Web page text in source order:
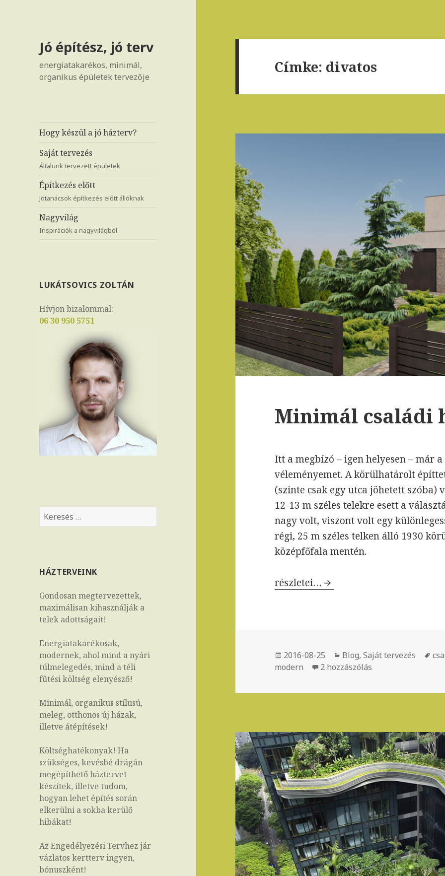
Jó építész, jó terv
energiatakarékos, minimál,
organikus épületek tervezője
Hogy készül a jó házterv?
Saját tervezés
Általunk tervezett épületek
Építkezés előtt
Jótanácsok építkezés előtt állóknak
Nagyvilág
Inspirációk a nagyvilágból
LUKÁTSOVICS ZOLTÁN
Hívjon bizalommal:
06 30 950 5751
K
e
é
:
HÁZTERVEINK
Gondosan megtervezettek,
maximálisan kihasználják a
telek adottságait!
Energiatakarékosak,
modernek, ahol mind a nyári
túlmelegedés, mind a téli
fűtési költség elenyésző!
Minimál, organikus stílusú,
meleg, otthonos új házak,
illetve átépítések!
Költséghatékonyak! Ha
szükséges, kevésbé drágán
megépíthető háztervet
készítek, illetve tudom,
hogyan lehet építés során
elkerülni a sokba kerülő
hibákat!
Az Engedélyezési Tervhez jár
vázlatos kertterv ingyen,
bónuszként!
Címke: divatos
Minimál családi
Itt a megbízó – igen helyesen – már
véleményemet. A körülhatárolt
(szinte csak egy utca jöhetett szóba)
12-13 m széles telekre esett a
nagy volt, viszont volt egy
régi, 25 m széles telken álló 1930
középfőfala mentén.
Minimál családi ház Gödön
részletei…
Közzétéve
2016-08-25 Kategória
Blog,Saját tervezés
modern
2 hozzászólás